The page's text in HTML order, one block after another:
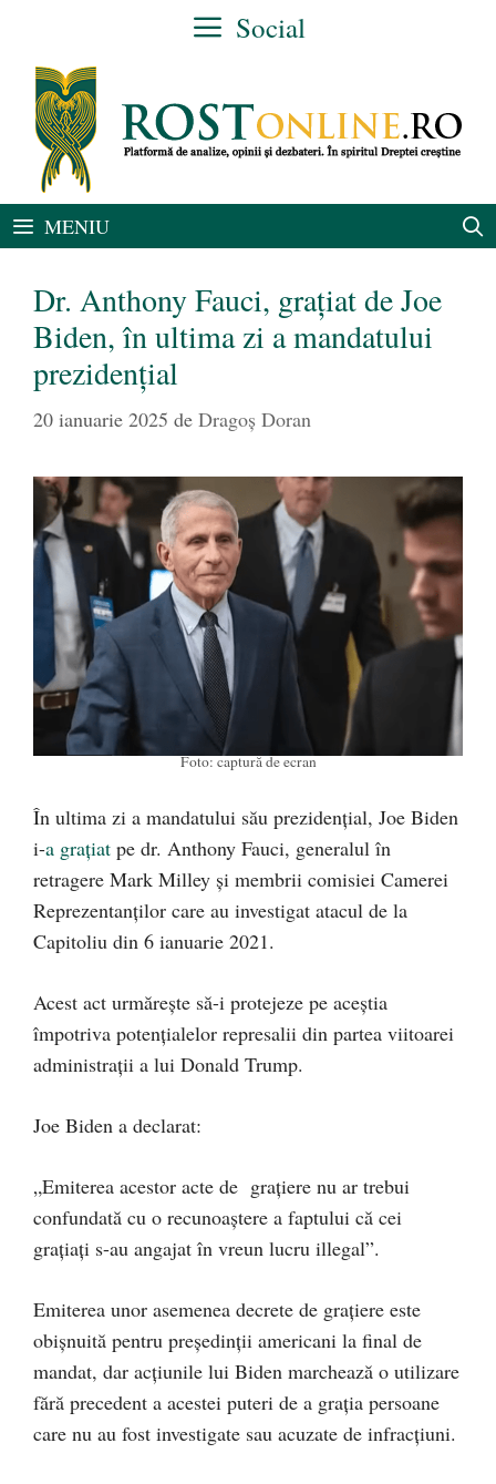
conținut
Social
MENIU
Dr. Anthony Fauci, grațiat de Joe
Biden, în ultima zi a mandatului
prezidențial
20 ianuarie 2025 de Dragoș Doran
Foto: captură de ecran
În ultima zi a mandatului său prezidențial, Joe Biden
i-a grațiat pe dr. Anthony Fauci, generalul în
retragere Mark Milley și membrii comisiei Camerei
Reprezentanților care au investigat atacul de la
Capitoliu din 6 ianuarie 2021.
Acest act urmărește să-i protejeze pe aceștia
împotriva potențialelor represalii din partea viitoarei
administrații a lui Donald Trump.
Joe Biden a declarat:
„Emiterea acestor acte de grațiere nu ar trebui
confundată cu o recunoaștere a faptului că cei
grațiați s-au angajat în vreun lucru illegal”.
Emiterea unor asemenea decrete de grațiere este
obișnuită pentru președinții americani la final de
mandat, dar acțiunile lui Biden marchează o utilizare
fără precedent a acestei puteri de a grația persoane
care nu au fost investigate sau acuzate de infracțiuni.